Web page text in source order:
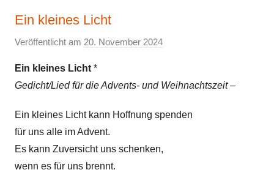
Ein kleines Licht
Veröffentlicht am 20. November 2024
E
k
Ein kleines Licht *
Gedicht/Lied für die Advents- und Weihnachtszeit –
Ein kleines Licht kann Hoffnung spenden
für uns alle im Advent.
Es kann Zuversicht uns schenken,
wenn es für uns brennt.